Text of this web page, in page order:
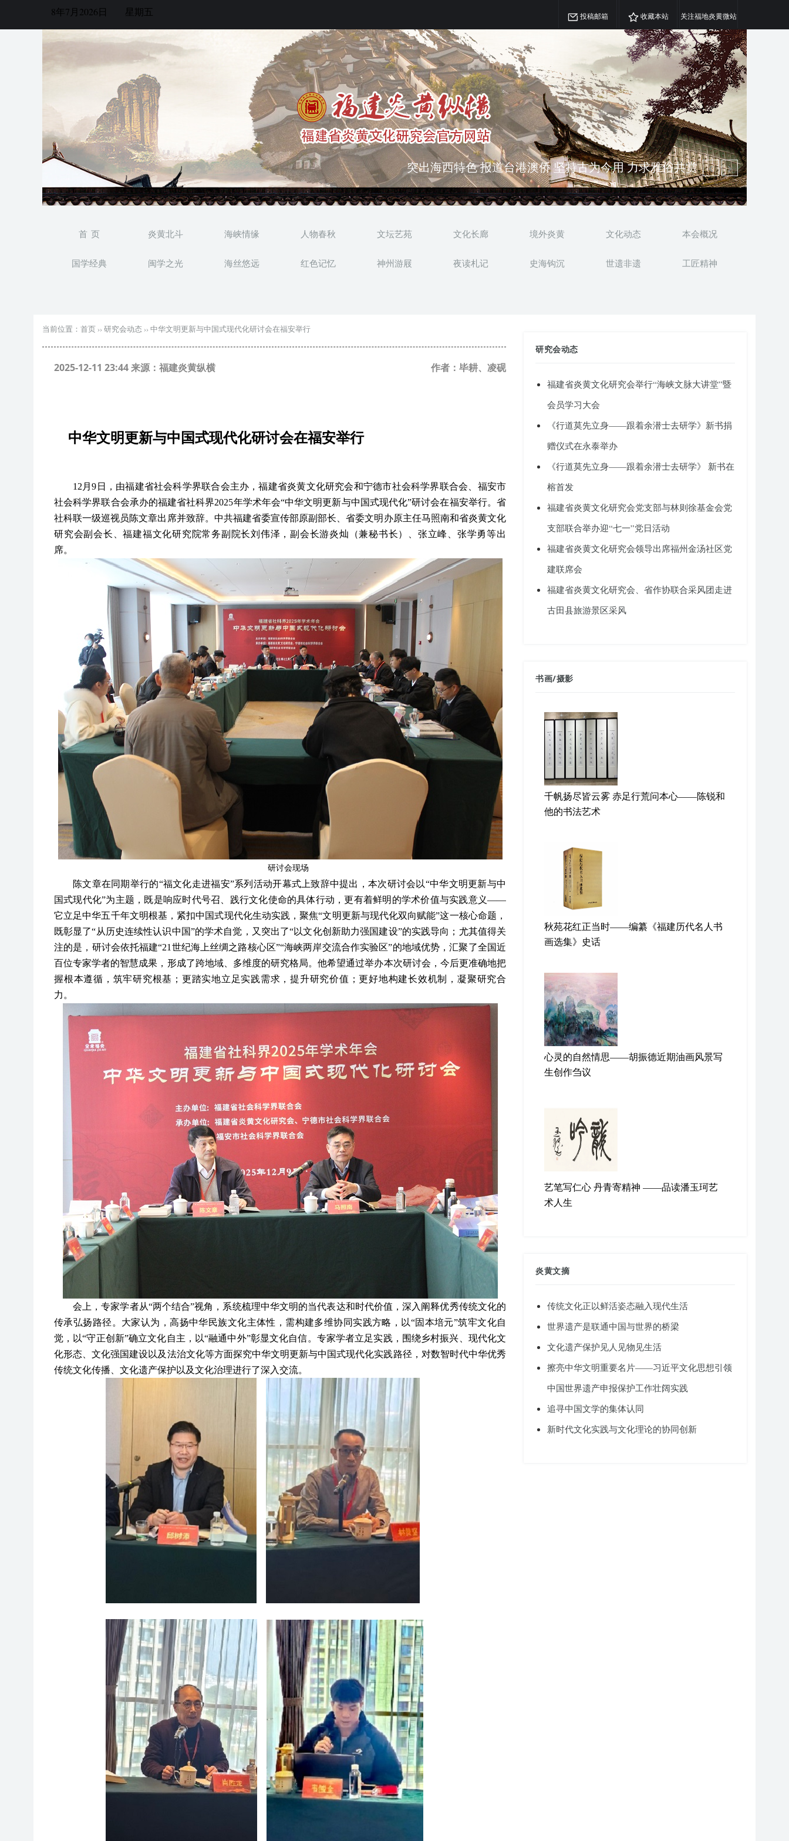
8年7月2026日 星期五 投稿邮箱 收藏本站 关注福地炎黄微站
弘扬优秀文化 振奋民族精神 介绍民族瑰宝 宣传中华精英
突出海西特色 报道台港澳侨 坚持古为今用 力求雅俗共赏
首 页 炎黄北斗 海峡情缘 人物春秋 文坛艺苑 文化长廊 境外炎黄 文化动态 本会概况
国学经典 闽学之光 海丝悠远 红色记忆 神州游屐 夜读札记 史海钩沉 世遗非遗 工匠精神
当前位置： 首页 ›› 研究会动态 ›› 中华文明更新与中国式现代化研讨会在福安举行
2025-12-11 23:44 来源：福建炎黄纵横 作者：毕耕、凌砚
中华文明更新与中国式现代化研讨会在福安举行
12月9日，由福建省社会科学界联合会主办，福建省炎黄文化研究会和宁德市社会科学界联合会、福安市
社会科学界联合会承办的福建省社科界2025年学术年会“中华文明更新与中国式现代化”研讨会在福安举行。省
社科联一级巡视员陈文章出席并致辞。 中共福建省委宣传部原副部长、省委文明办原主任马照南和省炎黄文化
研究会副会长、福建福文化研究院常务副院长刘伟泽，副会长游炎灿（兼秘书长）、张立峰、张学勇等出
席。
研讨会现场
陈文章在同期举行的“福文化走进福安”系列活动开幕式上致辞中提出，本次研讨会以“中华文明更新与中
国式现代化”为主题，既是响应时代号召、践行文化使命的具体行动，更有着鲜明的学术价值与实践意义——
它立足中华五千年文明根基，紧扣中国式现代化生动实践，聚焦“文明更新与现代化双向赋能”这一核心命题，
既彰显了“从历史连续性认识中国”的学术自觉，又突出了“以文化创新助力强国建设”的实践导向；尤其值得关
注的是，研讨会依托福建“21世纪海上丝绸之路核心区”“海峡两岸交流合作实验区”的地域优势，汇聚了全国近
百位专家学者的智慧成果，形成了跨地域、多维度的研究格局。他希望通过举办本次研讨会，今后更准确地把
握根本遵循，筑牢研究根基 ； 更踏实地立足实践需求，提升研究价值 ； 更好地构建长效机制，凝聚研究合
力。
会上，专家学者从“两个结合”视角，系统梳理中华文明的当代表达和时代价值，深入阐释优秀传统文化的
传承弘扬路径。大家认为，高扬中华民族文化主体性，需构建多维协同实践方略，以“固本培元”筑牢文化自
觉，以“守正创新”确立文化自主，以“融通中外”彰显文化自信。专家学者立足实践，围绕乡村振兴、现代化文
化形态、文化强国建设以及法治文化等方面探究中华文明更新与中国式现代化实践路径，对数智时代中华优秀
传统文化传播、文化遗产保护以及文化治理进行了深入交流。
研究会动态
福建省炎黄文化研究会举行“海峡文脉大讲堂”暨
会员学习大会
《行道莫先立身——跟着余潜士去研学》新书捐
赠仪式在永泰举办
《行道莫先立身——跟着余潜士去研学》 新书在
榕首发
福建省炎黄文化研究会党支部与林则徐基金会党
支部联合举办迎“七一”党日活动
福建省炎黄文化研究会领导出席福州金汤社区党
建联席会
福建省炎黄文化研究会、省作协联合采风团走进
古田县旅游景区采风
书画/摄影
千帆扬尽皆云雾 赤足行荒问本心——陈锐和
他的书法艺术
秋苑花红正当时——编纂《福建历代名人书
画选集》史话
心灵的自然情思——胡振德近期油画风景写
生创作刍议
艺笔写仁心 丹青寄精神 ——品读潘玉珂艺
术人生
炎黄文摘
传统文化正以鲜活姿态融入现代生活
世界遗产是联通中国与世界的桥梁
文化遗产保护见人见物见生活
擦亮中华文明重要名片——习近平文化思想引领
中国世界遗产申报保护工作壮阔实践
追寻中国文学的集体认同
新时代文化实践与文化理论的协同创新